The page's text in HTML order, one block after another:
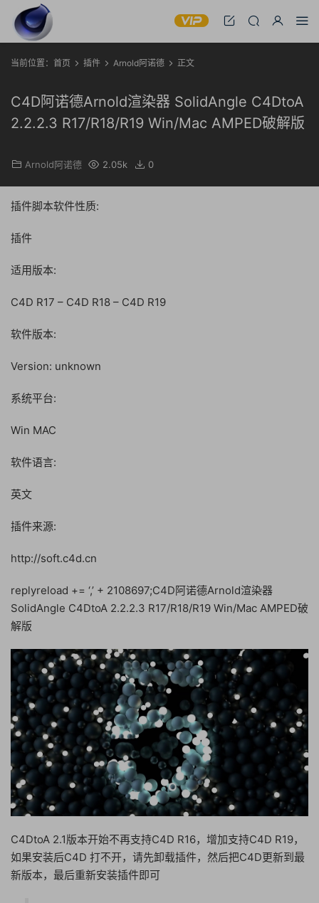
当前位置： 首页 插件 Arnold阿诺德 正文
C4D阿诺德Arnold渲染器 SolidAngle C4DtoA
2.2.2.3 R17/R18/R19 Win/Mac AMPED破解版
Arnold阿诺德 2.05k 0
插件脚本软件性质:
插件
适用版本:
C4D R17 – C4D R18 – C4D R19
软件版本:
Version: unknown
系统平台:
Win MAC
软件语言:
英文
插件来源:
http://soft.c4d.cn
replyreload += ‘,’ + 2108697;C4D阿诺德Arnold渲染器
SolidAngle C4DtoA 2.2.2.3 R17/R18/R19 Win/Mac AMPED破
解版
C4DtoA 2.1版本开始不再支持C4D R16，增加支持C4D R19，
如果安装后C4D 打不开，请先卸载插件，然后把C4D更新到最
新版本，最后重新安装插件即可